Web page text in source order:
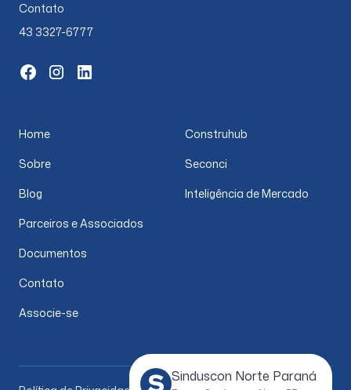
Sinduscon Norte Paraná
Contato
43 3327-6777
Home
Sobre
Blog
Parceiros e Associados
Documentos
Contato
Associe-se
Construhub
Seconci
Inteligência de Mercado